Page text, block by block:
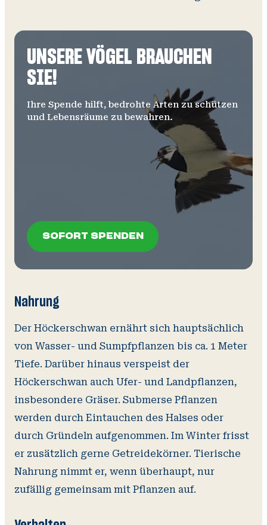
UNSERE VÖGEL BRAUCHEN
SIE!
Ihre Spende hilft, bedrohte Arten zu schützen
und Lebensräume zu bewahren.
SOFORT SPENDEN
Nahrung
Der Höckerschwan ernährt sich hauptsächlich
von Wasser- und Sumpfpflanzen bis ca. 1 Meter
Tiefe. Darüber hinaus verspeist der
Höckerschwan auch Ufer- und Landpflanzen,
insbesondere Gräser. Submerse Pflanzen
werden durch Eintauchen des Halses oder
durch Gründeln aufgenommen. Im Winter frisst
er zusätzlich gerne Getreidekörner. Tierische
Nahrung nimmt er, wenn überhaupt, nur
zufällig gemeinsam mit Pflanzen auf.